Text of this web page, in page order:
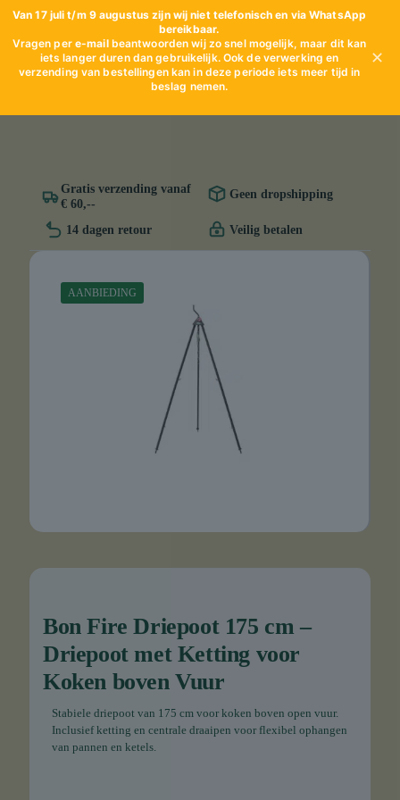
Van 17 juli t/m 9 augustus zijn wij niet telefonisch en via WhatsApp
bereikbaar.
Vragen per e-mailbeantwoorden wij zo snel mogelijk, maar dit kan
iets langer duren dan gebruikelijk. Ook de verwerking en
verzending van bestellingen kan in deze periode iets meer tijd in
beslag nemen.
✕
Gratis verzending vanaf
€ 60,--
Geen dropshipping
14 dagen retour Veilig betalen
AANBIEDING
Bon Fire Driepoot 175 cm –
Driepoot met Ketting voor
Koken boven Vuur
Stabiele driepoot van 175 cm voor koken boven open vuur.
Inclusief ketting en centrale draaipen voor flexibel ophangen
van pannen en ketels.